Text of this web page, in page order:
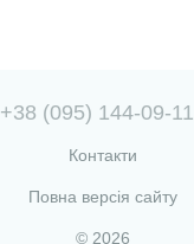
+38 (095) 144-09-11
Контакти
Повна версія сайту
© 2026